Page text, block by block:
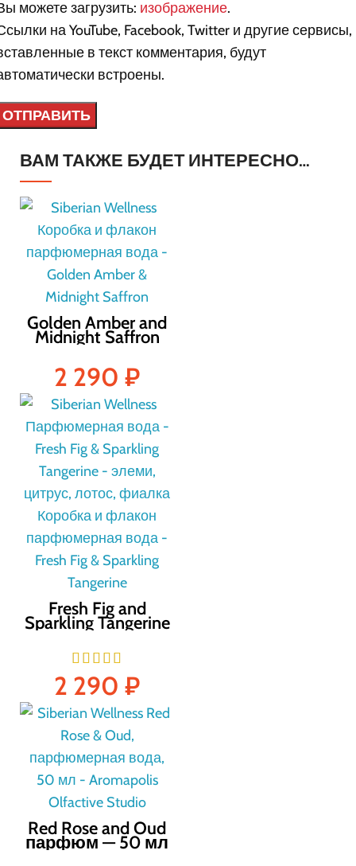
можете загрузить: изображение.
на YouTube, Facebook, Twitter и другие сервисы,
в текст комментария, будут
встроены.
ВАМ ТАКЖЕ БУДЕТ ИНТЕРЕСНО…
Golden Amber and
Midnight Saffron
парфюм — 50 мл
2 290 ₽
Fresh Fig and
Sparkling Tangerine
парфюм 50 мл
2 290 ₽
Red Rose and Oud
парфюм — 50 мл